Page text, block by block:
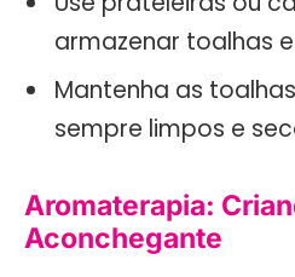
armazenar toalhas
Mantenha as
sempre limpos e
Aromaterapia:
Aconchegante